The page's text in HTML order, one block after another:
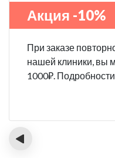
Акция -10%
При заказе
нашей клиники, вы
1000₽.
‹